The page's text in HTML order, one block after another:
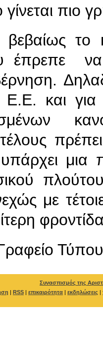
πιο
βεβαίως το
έπρεπε να
Ε.Ε. και
μια
με
Τύπου
Συνασπισμός της
| RSS | επικαιρότητα | εκδηλώσεις |